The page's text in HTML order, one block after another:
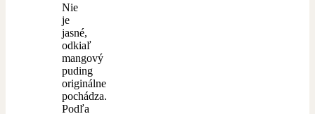
Nie
je
jasné,
odkiaľ
mangový
puding
originálne
pochádza.
Podľa